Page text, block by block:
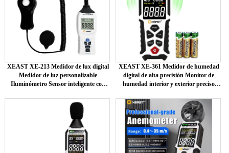
XEAST XE-213 Medidor de lux digital
Medidor de luz personalizable
Iluminómetro Sensor inteligente con
XEAST XE-361 Medidor de humedad
digital de alta precisión Monitor de
humedad interior y exterior preciso